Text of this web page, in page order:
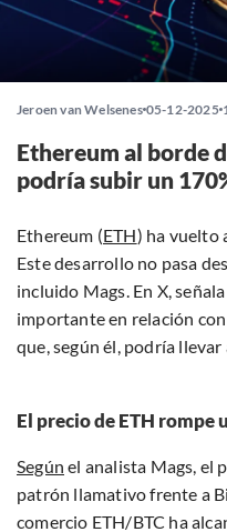
Jeroen van Welsenes 05-12-2025
Ethereum al borde
podría subir un
Ethereum (ETH) ha vuelto
Este desarrollo no pasa
incluido Mags. En X,
importante en relación
que, según él, podría
El precio de ETH
Según el analista Mags, el
patrón llamativo frente a
comercio ETH/BTC ha